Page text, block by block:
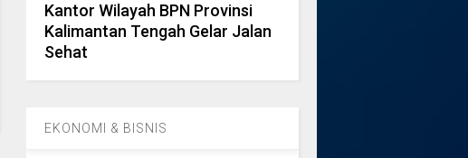
Kantor Wilayah BPN Provinsi
Kalimantan Tengah Gelar Jalan
Sehat
EKONOMI & BISNIS